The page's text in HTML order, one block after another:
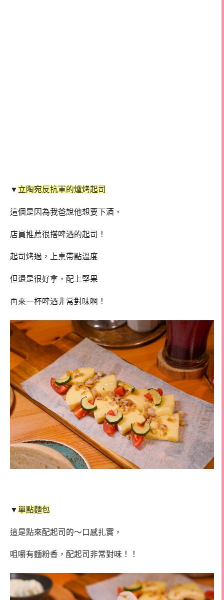
▼ 立陶宛反抗軍的爐烤起司
這個是因為我爸說他想要下酒，
店員推薦很搭啤酒的起司！
起司烤過，上桌帶點溫度
但還是很好拿，配上堅果
再來一杯啤酒非常對味啊！
▼ 單點麵包
這是點來配起司的～口感扎實，
咀嚼有麵粉香，配起司非常對味！！